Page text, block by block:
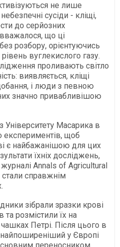
не лише
сусіди - кліщі,
до серйозних
що ці
розбору, орієнтуючись
рівень вуглекислого газу.
проливають світло
виявляється, кліщі
і люди з певною
значно привабливішою
Університету Масарика в
експериментів, щоб
є найбажанішою для цих
їхніх досліджень,
Annals of Agricultural
справжнім
зібрали зразки крові
та розмістили їх на
Петрі. Після цього в
у Європі